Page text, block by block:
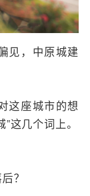
见，中原城建
这座城市的想
这几个词上。
？